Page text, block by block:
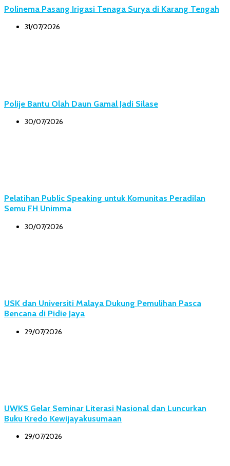
Polinema Pasang Irigasi Tenaga Surya di Karang Tengah
31/07/2026
Polije Bantu Olah Daun Gamal Jadi Silase
30/07/2026
Pelatihan Public Speaking untuk Komunitas Peradilan
Semu FH Unimma
30/07/2026
USK dan Universiti Malaya Dukung Pemulihan Pasca
Bencana di Pidie Jaya
29/07/2026
UWKS Gelar Seminar Literasi Nasional dan Luncurkan
Buku Kredo Kewijayakusumaan
29/07/2026